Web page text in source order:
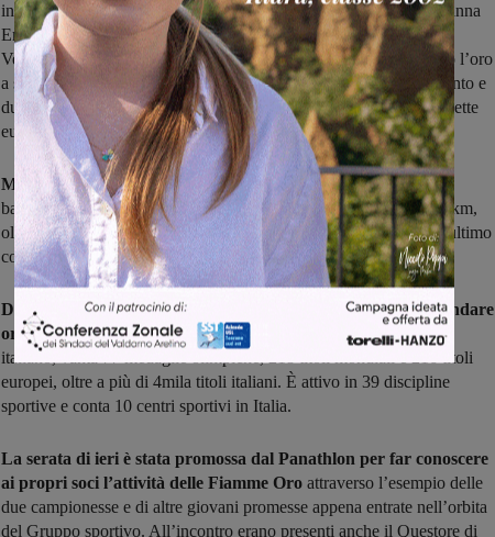
individuale a Londra 2012 battendo in finale la connazionale Arianna
Errigo e salendo in cima a un podio tutto tricolore, con Valentina
Vezzali sul terzo gradino. La stessa squadra che avrebbe poi vinto l’oro
a squadre. Nel palmares della Di Francisca anche un oro, un argento e
due bronzi mondiali, tre ori europei oltre a cinque ori mondiali e sette
europei nella competizione a squadre.
Martina Grimaldi, terza ai Giochi di Londra nei 10km, ha in
bacheca anche un argento mondiale nella 10km e un oro nella 25km,
oltre a un altro oro ai mondiali in acque libere e tre ori europei, l’ultimo
conquistato proprio quest’anno in Germania.
Due delle atlete di cui il Gruppo Sportivo Fiamme Oro può andare
orgoglioso. Il club della polizia è uno dei più vincenti dello sport
italiano, vanta 77 medaglie olimpiche, 218 titoli mondiali e 216 titoli
europei, oltre a più di 4mila titoli italiani. È attivo in 39 discipline
sportive e conta 10 centri sportivi in Italia.
La serata di ieri è stata promossa dal Panathlon per far conoscere
ai propri soci l’attività delle Fiamme Oro attraverso l’esempio delle
due campionesse e di altre giovani promesse appena entrate nell’orbita
del Gruppo sportivo. All’incontro erano presenti anche il Questore di